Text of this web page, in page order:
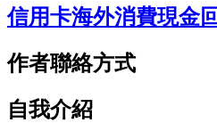
信用卡海外消費現金
作者聯絡方式
自我介紹